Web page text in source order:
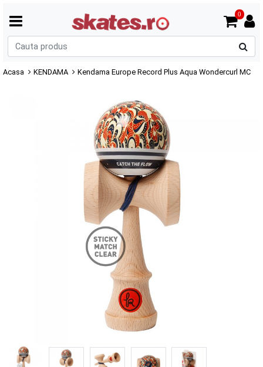
0
Acasa KENDAMA Kendama Europe Record Plus Aqua Wondercurl MC